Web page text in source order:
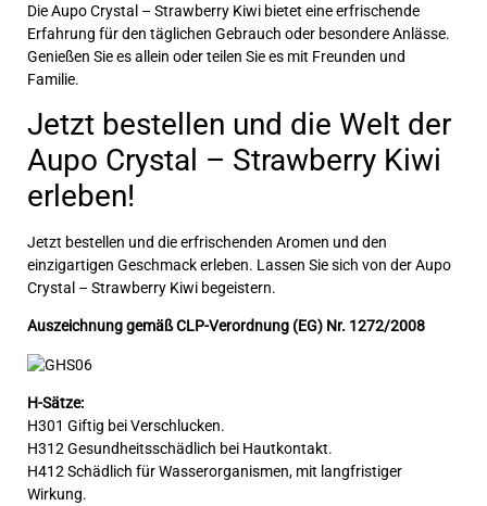
Die Aupo Crystal – Strawberry Kiwi bietet eine erfrischende
Erfahrung für den täglichen Gebrauch oder besondere Anlässe.
Genießen Sie es allein oder teilen Sie es mit Freunden und
Familie.
Jetzt bestellen und die Welt der
Aupo Crystal – Strawberry Kiwi
erleben!
Jetzt bestellen und die erfrischenden Aromen und den
einzigartigen Geschmack erleben. Lassen Sie sich von der Aupo
Crystal – Strawberry Kiwi begeistern.
Auszeichnung gemäß CLP-Verordnung (EG) Nr. 1272/2008
H-Sätze:
H301 Giftig bei Verschlucken.
H312 Gesundheitsschädlich bei Hautkontakt.
H412 Schädlich für Wasserorganismen, mit langfristiger
Wirkung.